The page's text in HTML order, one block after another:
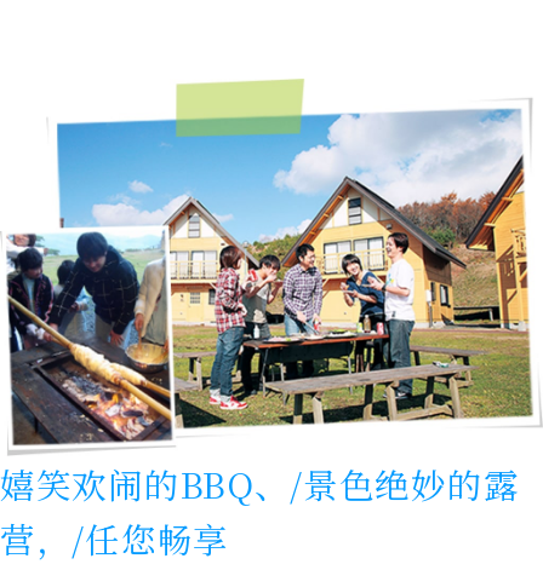
嬉笑欢闹的BBQ、/景色绝妙的露
营，/任您畅享